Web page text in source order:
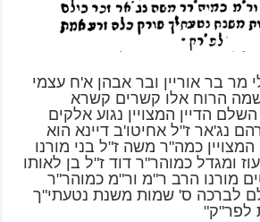
בר אוריין ובר אבהן א'ח עצמי
הרוח אלו קשרים קשרא
הדיין המצויין נגוע אלקים
נג'אר ז"ל אחיטו'ב דיינא הוא
כמה"ר משה ז"ל בני מורנו
ומגדל כמוהר"ר דוד ז"ל בן לאותו
מורנו הרב ר"מ ור"מ כמוהר"ר
לברכה ס' שמות משנת נטעתי"ך
לפר"ק"